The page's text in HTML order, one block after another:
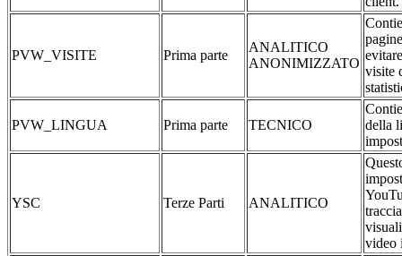
PVW_VISITE Prima parte
ANALITICO
ANONIMIZZATO
visite
PVW_LINGUA Prima parte TECNICO
della
YSC Terze Parti ANALITICO
video